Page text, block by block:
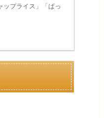
ップライス」「ぱっ